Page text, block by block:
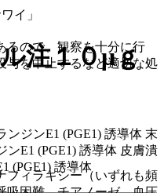
るので、観察を十分に行
与を中止するなど適切な処
ィラキシー（いずれも頻
イ」
注１０μｇ
ジンE1 (PGE1) 誘導体 末
E1 (PGE1) 誘導体 皮膚潰
(PGE1) 誘導体